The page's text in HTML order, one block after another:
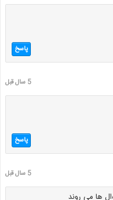
پاسخ
5 سال قبل
پاسخ
5 سال قبل
ها می روند